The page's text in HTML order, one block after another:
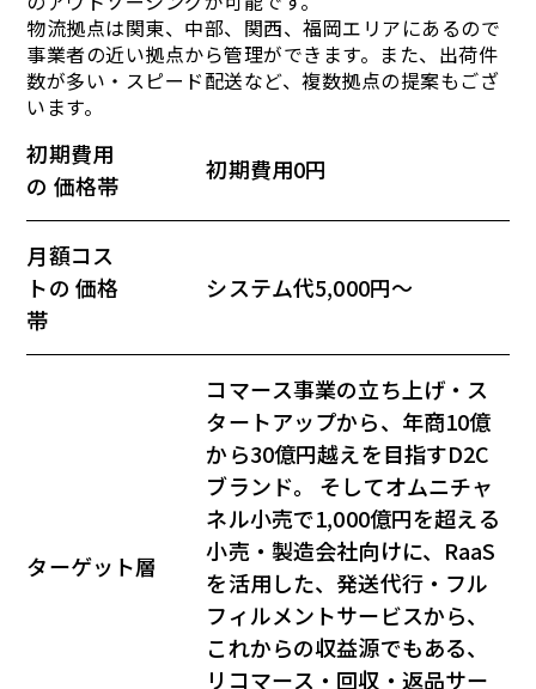
物流拠点は関東、中部、関西、福岡エリアにあるので
事業者の近い拠点から管理ができます。また、出荷件
数が多い・スピード配送など、複数拠点の提案もござ
います。
初期費用
の 価格帯
初期費用0円
月額コス
トの 価格
帯
システム代5,000円～
ターゲット層
コマース事業の立ち上げ・ス
タートアップから、年商10億
から30億円越えを目指すD2C
ブランド。 そしてオムニチャ
ネル小売で1,000億円を超える
小売・製造会社向けに、RaaS
を活用した、発送代行・フル
フィルメントサービスから、
これからの収益源でもある、
リコマース・回収・返品サー